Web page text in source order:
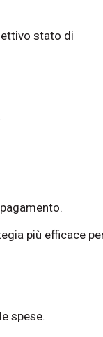
stato di
più efficace
spese.